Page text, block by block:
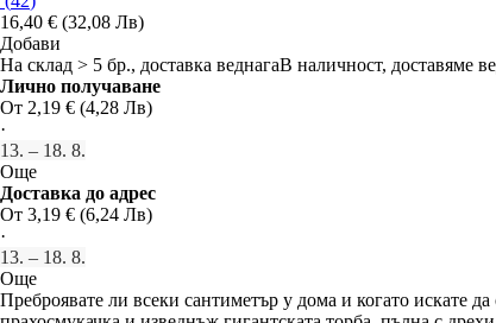
16,40 € (32,08 Лв)
Добави
На склад > 5 бр., доставка веднагаВ наличност, доставяме
Лично получаване
От 2,19 € (4,28 Лв)
·
13. – 18. 8.
Още
Доставка до адрес
От 3,19 € (6,24 Лв)
·
13. – 18. 8.
Още
Преброявате ли всеки сантиметър у дома и когато искате